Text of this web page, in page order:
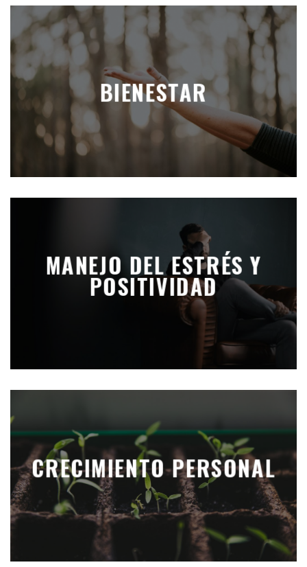
BIENESTAR
MANEJO DEL ESTRÉS Y
POSITIVIDAD
CRECIMIENTO PERSONAL